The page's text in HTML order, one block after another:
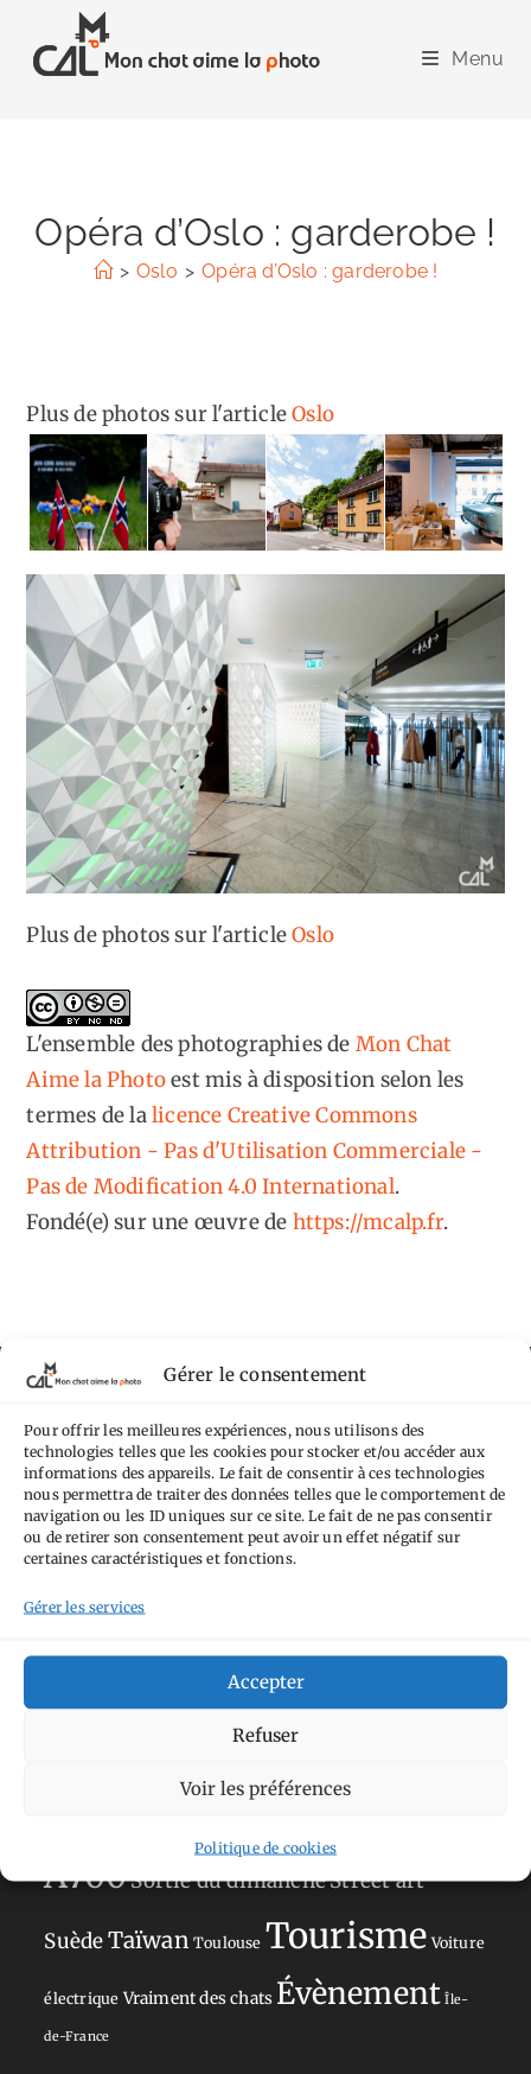
Gérer le consentement
Pour offrir les meilleures expériences, nous utilisons des
technologies telles que les cookies pour stocker et/ou accéder aux
informations des appareils. Le fait de consentir à ces technologies
nous permettra de traiter des données telles que le comportement de
navigation ou les ID uniques sur ce site. Le fait de ne pas consentir
ou de retirer son consentement peut avoir un effet négatif sur
certaines caractéristiques et fonctions.
Gérer les services
Accepter
Refuser
Voir les préférences
Politique de cookies
content
Menu
Opéra d’Oslo : garderobe !
> Oslo > Opéra d’Oslo : garderobe !
Plus de photos sur l'articleOslo
Plus de photos sur l'articleOslo
L'ensemble des photographiesde Mon Chat
Aime la Photoest mis à disposition selon les
termes de lalicence Creative Commons
Attribution - Pas d'Utilisation Commerciale -
Pas de Modification 4.0 International.
Fondé(e) sur une œuvre de https://mcalp.fr.
Tags
AilleursAimez-vous bordelAllemagne Andorre
Anti tourismeBarBelgiqueBurgerChat
perchéCircuitDanemarkEspagne Feria GT
du patrimoine
Olympus OM-D E-M5
Mark IIParisPays-Bas
A700Sortie du dimancheStreet art
SuèdeTaïwan Toulouse Tourisme Voiture
électrique Vraiment des chats Évènement Île-
de-France